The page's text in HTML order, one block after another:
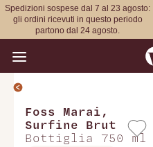
Spedizioni sospese dal 7 al 23 agosto:
gli ordini ricevuti in questo periodo
partono dal 24 agosto.
Foss Marai ,
Surfine Brut
Bottiglia 750 ml